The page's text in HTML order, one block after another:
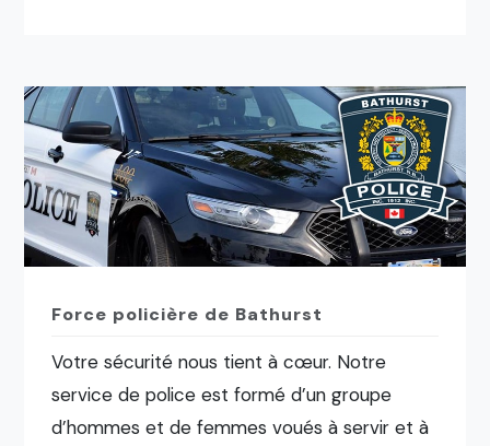
Force policière de Bathurst
Votre sécurité nous tient à cœur. Notre
service de police est formé d’un groupe
d’hommes et de femmes voués à servir et à